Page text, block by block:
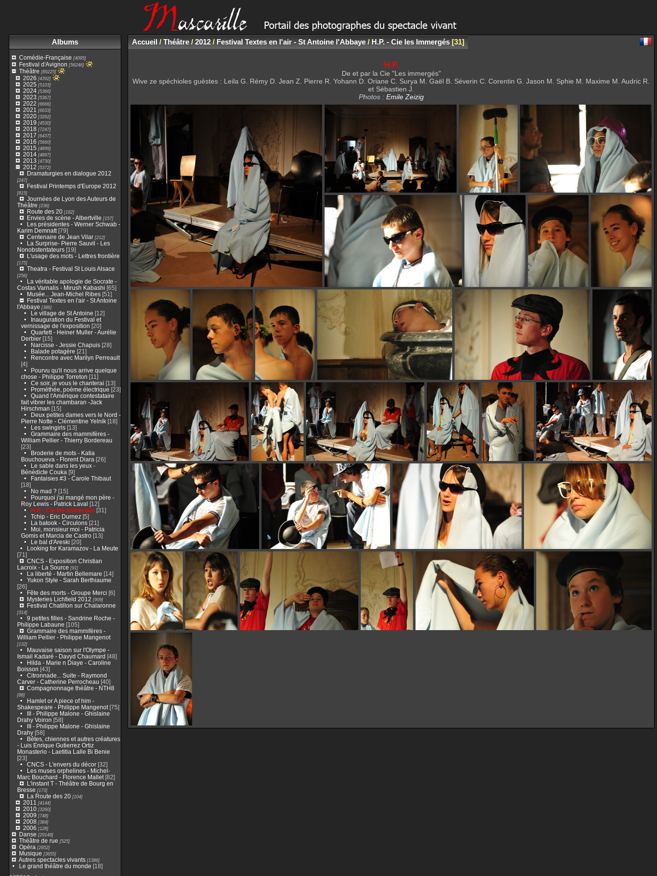
Albums
Comédie-Française [4095]
Festival d'Avignon [56246]
Théâtre [89225]
2026 [4392]
2025 [5103]
2024[5366]
2023 [5367]
2022 [6666]
2021 [6633]
2020[3262]
2019 [4530]
2018 [7247]
2017 [6437]
2016 [5660]
2015 [4899]
2014[4897]
2013 [4730]
2012 [5372]
Dramaturgies en dialogue 2012
[247]
Festival Printemps d'Europe 2012
[815]
Journées de Lyon des Auteurs de
Théâtre [236]
Route des 20[182]
Envies de scène - Albertville [157]
Les présidentes - Werner Schwab -
Karim Demnatt[79]
Centenaire de Jean Vilar[212]
La Surprise- Pierre Sauvil - Les
Nonobstentateurs[19]
L'usage des mots - Lettres frontière
[175]
Theatra - Festival St Louis Alsace
[256]
La véritable apologie de Socrate -
Costas Varnalis - Mirush Kabashi [65]
Musée... Jean-Michel Ribes[51]
Festival Textes en l'air - St Antoine
l'Abbaye [386]
Le village de St Antoine [12]
Inauguration du Festival et
vernissage de l'exposition [20]
Quartett - Heiner Muller - Aurélie
Derbier[15]
Narcisse - Jessie Chapuis[28]
Balade potagère [21]
Rencontre avec Marilyn Perreault
[4]
Pourvu qu'il nous arrive quelque
chose - Philippe Torreton [11]
Ce soir, je vous le chanterai [13]
Prométhée, poème électrique [23]
Quand l'Amérique contestataire
fait vibrer les chambaran -Jack
Hirschman [15]
Deux petites dames vers le Nord -
Pierre Notte - Clémentine Yelnik[18]
Les swingirls[13]
Grammaire des mammifères -
William Pellier - Thierry Bordereau
[23]
Broderie de mots - Katia
Bouchoueva - Florent Diara [26]
Le sable dans les yeux -
Bénédicte Couka [9]
Fantaisies #3 - Carole Thibaut
[18]
No mad ?[15]
Pourquoi j'ai mangé mon père -
Roy Lewis - Patrick Laval [12]
H.P. - Cie les Immergés [31]
Tchip - Eric Durnez[5]
La batook - Circulons[21]
Moi, monsieur moi - Patricia
Gomis et Marcia de Castro[13]
Le bal d'Areski [20]
Looking for Karamazov - La Meute
[71]
CNCS - Exposition Christian
Lacroix - La Source [91]
La liberté - Martin Bellemare [14]
Yukon Style - Sarah Berthiaume
[26]
Fête des morts - Groupe Merci [6]
Mysteries Lichfield 2012 [909]
Festival Chatillon sur Chalaronne
[314]
9 petites filles - Sandrine Roche -
Philippe Labaune [105]
Grammaire des mammifères -
William Pellier - Philippe Mangenot
[132]
Mauvaise saison sur l'Olympe -
Ismail Kadaré - Davyd Chaumard [48]
Hilda - Marie n Diaye - Caroline
Boisson [43]
Citronnade... Suite - Raymond
Carver - Catherine Perrocheau [40]
Compagnonnage théâtre - NTH8
[88]
Hamlet or A piece of him -
Shakespeare - Philippe Mangenot[75]
III - Philippe Malone - Ghislaine
Drahy Voiron [58]
III - Philippe Malone - Ghislaine
Drahy[58]
Bêtes, chiennes et autres créatures
- Luis Enrique Gutierrez Ortiz
Monasterio - Laetitia Lalle Bi Benie
[23]
CNCS - L'envers du décor[32]
Les muses orphelines - Michel-
Marc Bouchard - Florence Mallet[82]
L'instant T - Théâtre de Bourg en
Bresse [173]
La Route des 20[104]
2011 [4144]
2010[3260]
2009 [748]
2008 [384]
2006 [128]
Danse [29148]
Théâtre de rue [525]
Opéra [2852]
Musique [3655]
Autres spectacles vivants[1386]
Le grand théâtre du monde [18]
Accueil/ Théâtre/ 2012/ Festival Textes en l'air - St Antoine l'Abbaye/ H.P. - Cie les Immergés 31
H.P.
De et par la Cie "Les immergés"
Wive ze spéchioles guèstes : Leila G. Rémy D. Jean Z. Pierre R. Yohann D. Oriane C. Surya M. Gaël B. Séverin C. Corentin G. Jason M. Sphie M. Maxime M. Audric R.
et Sébastien J.
Photos : Emile Zeizig